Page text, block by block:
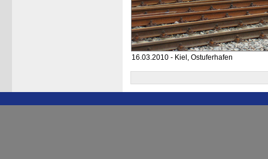
16.03.2010 - Kiel, Ostuferhafen